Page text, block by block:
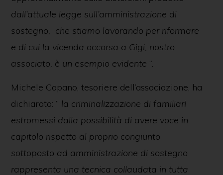
dall’attuale legge sull’amministrazione di
sostegno, che stiamo lavorando per riformare
e di cui la vicenda occorsa a Gigi, nostro
associato, è un esempio evidente “.
Michele Capano, tesoriere dell’associazione, ha
dichiarato: ” la criminalizzazione di familiari
estromessi dalla possibilità di avere voce in
capitolo rispetto al proprio congiunto
sottoposto ad amministrazione di sostegno
rappresenta una tecnica collaudata in tutta